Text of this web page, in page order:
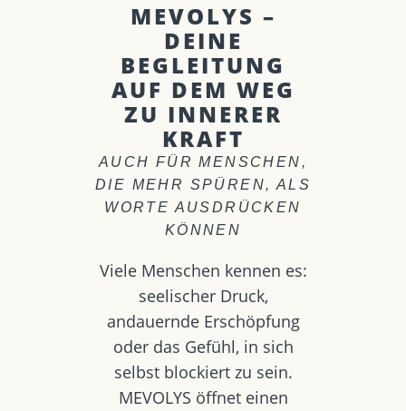
MEVOLYS –
DEINE
BEGLEITUNG
AUF DEM WEG
ZU INNERER
KRAFT
AUCH FÜR MENSCHEN,
DIE MEHR SPÜREN, ALS
WORTE AUSDRÜCKEN
KÖNNEN
Viele Menschen kennen es:
seelischer Druck,
andauernde Erschöpfung
oder das Gefühl, in sich
selbst blockiert zu sein.
MEVOLYS öffnet einen